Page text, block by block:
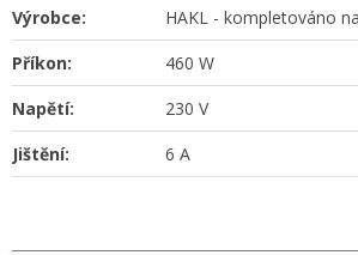
Výrobce:
HAKL - kompletováno
Příkon:
460 W
Napětí:
230 V
Jištění:
6 A